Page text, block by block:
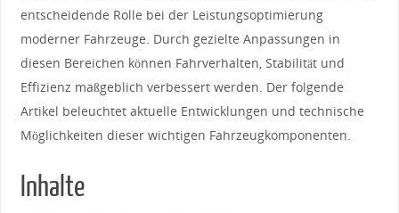
entscheidende Rolle bei der​ Leistungsoptimierung
moderner Fahrzeuge.​ Durch gezielte Anpassungen​ in
diesen Bereichen können Fahrverhalten, Stabilität und
Effizienz maßgeblich verbessert werden. Der folgende ​
Artikel beleuchtet aktuelle‍ Entwicklungen und technische
Möglichkeiten dieser wichtigen Fahrzeugkomponenten.
Inhalte